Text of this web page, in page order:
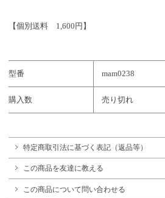
【個別送料 1,600円】
型番 mam0238
購入数 売り切れ
特定商取引法に基づく表記（返品等）
この商品を友達に教える
この商品について問い合わせる